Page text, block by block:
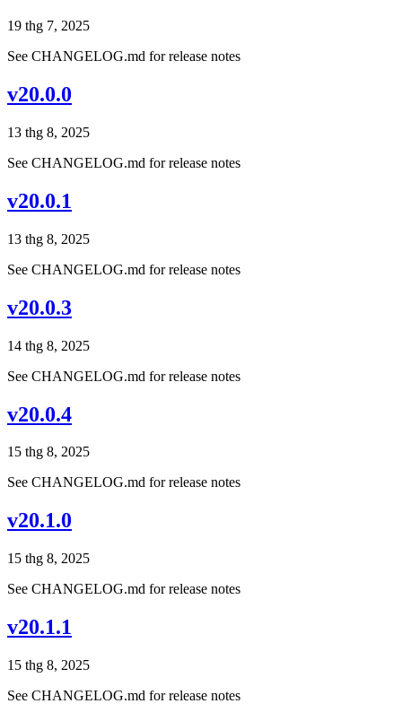
19 thg 7, 2025
See CHANGELOG.md for release notes
v20.0.0
13 thg 8, 2025
See CHANGELOG.md for release notes
v20.0.1
13 thg 8, 2025
See CHANGELOG.md for release notes
v20.0.3
14 thg 8, 2025
See CHANGELOG.md for release notes
v20.0.4
15 thg 8, 2025
See CHANGELOG.md for release notes
v20.1.0
15 thg 8, 2025
See CHANGELOG.md for release notes
v20.1.1
15 thg 8, 2025
See CHANGELOG.md for release notes